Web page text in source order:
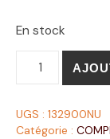
En stock
UGS : 132900NU
Catégorie :